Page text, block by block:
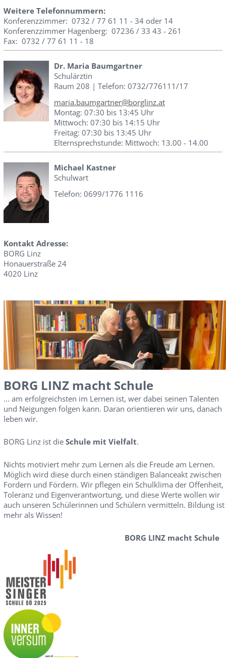
Weitere Telefonnummern:
Konferenzzimmer: 0732 / 77 61 11 - 34 oder 14
Konferenzzimmer Hagenberg: 07236 / 33 43 - 261
Fax: 0732 / 77 61 11 - 18
Dr. Maria Baumgartner
Schulärztin
Raum 208 | Telefon: 0732/776111/17
maria.baumgartner@borglinz.at
Montag: 07:30 bis 13:45 Uhr
Mittwoch: 07:30 bis 14:15 Uhr
Freitag: 07:30 bis 13:45 Uhr
Elternsprechstunde: Mittwoch: 13.00 - 14.00
Michael Kastner
Schulwart
Telefon: 0699/1776 1116
Kontakt Adresse:
BORG Linz
Honauerstraße 24
4020 Linz
BORG LINZ macht Schule
... am erfolgreichsten im Lernen ist, wer dabei seinen Talenten
und Neigungen folgen kann. Daran orientieren wir uns, danach
leben wir.
BORG Linz ist die Schule mit Vielfalt.
Nichts motiviert mehr zum Lernen als die Freude am Lernen.
Möglich wird diese durch einen ständigen Balanceakt zwischen
Fordern und Fördern. Wir pflegen ein Schulklima der Offenheit,
Toleranz und Eigenverantwortung, und diese Werte wollen wir
auch unseren Schülerinnen und Schülern vermitteln. Bildung ist
mehr als Wissen!
BORG LINZ macht Schule